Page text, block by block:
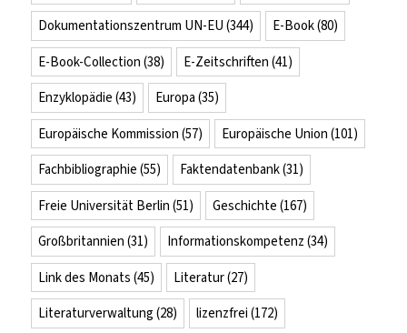
Dokumentationszentrum UN-EU (344) E-Book(80)
E-Book-Collection (38) E-Zeitschriften (41)
Enzyklopädie (43) Europa (35)
Europäische Kommission (57) Europäische Union (101)
Fachbibliographie (55) Faktendatenbank(31)
Freie Universität Berlin (51) Geschichte (167)
Großbritannien (31) Informationskompetenz (34)
Link des Monats (45) Literatur(27)
Literaturverwaltung (28) lizenzfrei (172)